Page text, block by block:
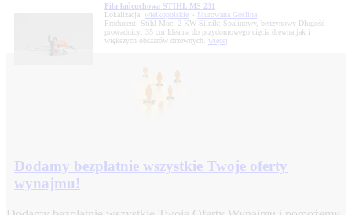
Piła łańcuchowa STIHL MS 231
Lokalizacja: wielkopolskie » Murowana Goślina
Producent: Stihl Moc: 2 KW Silnik: Spalinowy, benzynowy Długość
prowadnicy: 35 cm Idealna do przydomowego cięcia drewna jak i
większych obszarów drzewnych. więcej
Dodamy bezpłatnie wszystkie Twoje oferty
wynajmu!